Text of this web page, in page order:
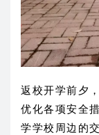
返校开学前夕
优化各项安全
学学校周边的